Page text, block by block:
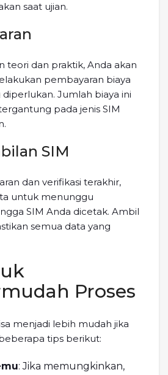
saat ujian.
teori dan praktik, Anda akan
pembayaran biaya
diperlukan. Jumlah biaya ini
pada jenis SIM
SIM
dan verifikasi terakhir,
untuk menunggu
SIM Anda dicetak. Ambil
semua data yang
Proses
menjadi lebih mudah jika
tips berikut:
: Jika memungkinkan,